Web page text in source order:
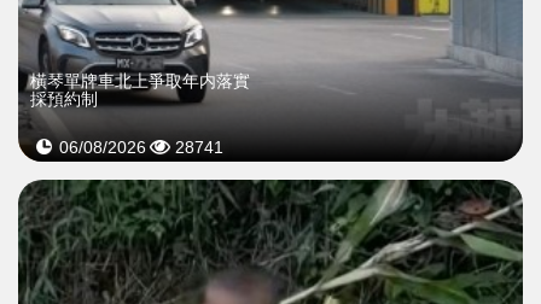
橫琴單牌車北上爭取年内落實
採預約制
06/08/2026 28741